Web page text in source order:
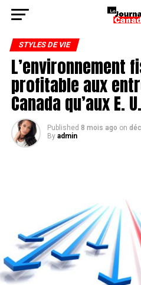
STYLES DE VIE
L’environnement
profitable aux
Canada qu’aux E. U.
Published 8 mois ago on
By admin